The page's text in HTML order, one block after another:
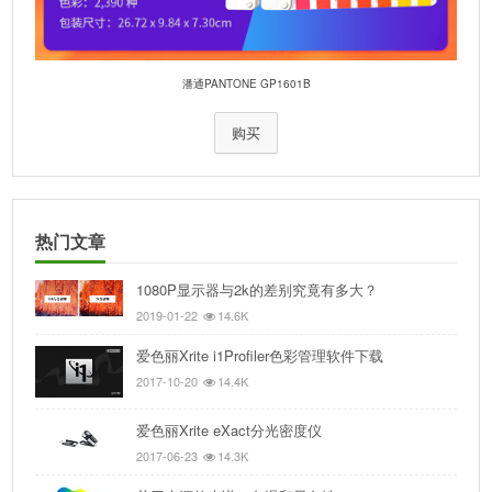
潘通PANTONE GP1601B
购买
热门文章
1080P显示器与2k的差别究竟有多大？
2019-01-22 14.6K
爱色丽Xrite i1Profiler色彩管理软件下载
2017-10-20 14.4K
爱色丽Xrite eXact分光密度仪
2017-06-23 14.3K